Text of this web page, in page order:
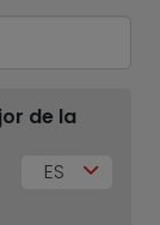
de la
ES